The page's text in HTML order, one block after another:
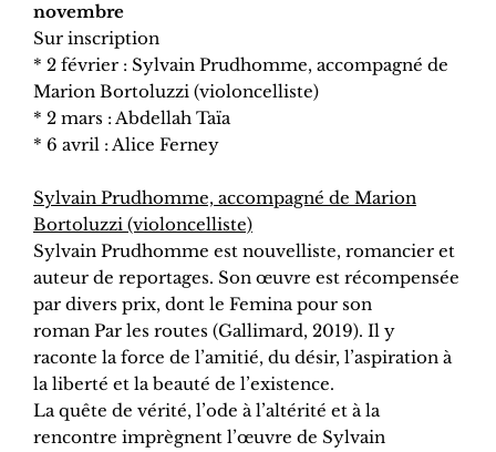
novembre
Sur inscription
* 2 février : Sylvain Prudhomme, accompagné de
Marion Bortoluzzi (violoncelliste)
* 2 mars : Abdellah Taïa
* 6 avril : Alice Ferney
Sylvain Prudhomme, accompagné de Marion
Bortoluzzi (violoncelliste)
Sylvain Prudhomme est nouvelliste, romancier et
auteur de reportages. Son œuvre est récompensée
par divers prix, dont le Femina pour son
roman Par les routes (Gallimard, 2019). Il y
raconte la force de l’amitié, du désir, l’aspiration à
la liberté et la beauté de l’existence.
La quête de vérité, l’ode à l’altérité et à la
rencontre imprègnent l’œuvre de Sylvain